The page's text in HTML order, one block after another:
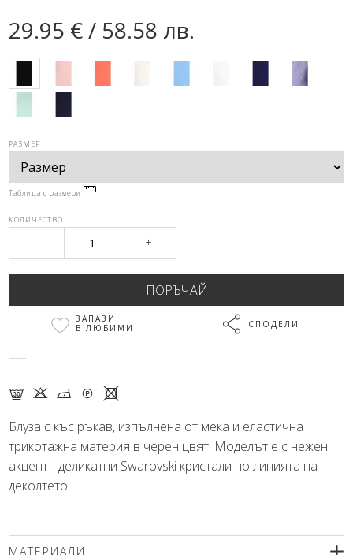
29.95 € / 58.58 лв.
РАЗМЕР
Таблица с размери
КОЛИЧЕСТВО
- +
ЗАПАЗИ
В ЛЮБИМИ
СПОДЕЛИ
G K N Q X
Блуза с къс ръкав, изпълнена от мека и еластична
трикотажна материя в черен цвят. Моделът е с нежен
акцент - деликатни Swarovski кристали по линията на
деколтето.
МАТЕРИАЛИ